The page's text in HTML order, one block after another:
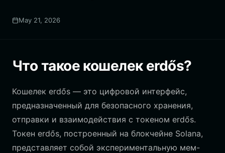
May 21, 2026
Что такое кошелек erdős?
Кошелек erdős — это цифровой интерфейс,
предназначенный для безопасного хранения,
отправки и взаимодействия с токеном erdős.
Токен erdős, построенный на блокчейне Solana,
представляет собой экспериментальную мем-